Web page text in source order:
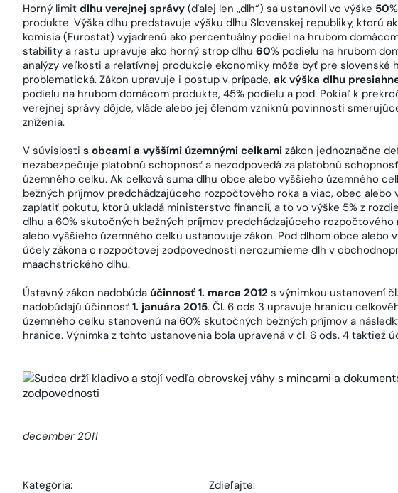
Horný limit dlhu verejnej správy (ďalej len „dlh“) sa ustanovil vo výške 50
produkte. Výška dlhu predstavuje výšku dlhu Slovenskej republiky, ktorú
komisia (Eurostat) vyjadrenú ako percentuálny podiel na hrubom
stability a rastu upravuje ako horný strop dlhu 60% podielu na hrubom
analýzy veľkosti a relatívnej produkcie ekonomiky môže byť pre slovenské
problematická. Zákon upravuje i postup v prípade, ak výška dlhu
podielu na hrubom domácom produkte, 45% podielu a pod. Pokiaľ k
verejnej správy dôjde, vláde alebo jej členom vzniknú povinnosti
zníženia.
V súvislosti s obcami a vyššími územnými celkami zákon jednoznačne
nezabezpečuje platobnú schopnosť a nezodpovedá za platobnú
územného celku. Ak celková suma dlhu obce alebo vyššieho územného
bežných príjmov predchádzajúceho rozpočtového roka a viac, obec alebo
zaplatiť pokutu, ktorú ukladá ministerstvo financií, a to vo výške 5% z
dlhu a 60% skutočných bežných príjmov predchádzajúceho rozpočtového
alebo vyššieho územného celku ustanovuje zákon. Pod dlhom obce alebo
účely zákona o rozpočtovej zodpovednosti nerozumieme dlh v
maachstrického dlhu.
Ústavný zákon nadobúda účinnosť 1. marca 2012 s výnimkou ustanovení
nadobúdajú účinnosť 1. januára 2015. Čl. 6 ods 3 upravuje hranicu
územného celku stanovenú na 60% skutočných bežných príjmov a
hranice. Výnimka z tohto ustanovenia bola upravená v čl. 6 ods. 4 taktiež
december 2011
Kategória:
Zdieľajte: